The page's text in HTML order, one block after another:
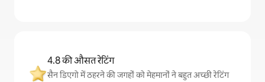
4.8 की औसत रेटिंग
सैन डिएगो में ठहरने की जगहों को मेहमानों ने बहुत अच्छी रेटिंग